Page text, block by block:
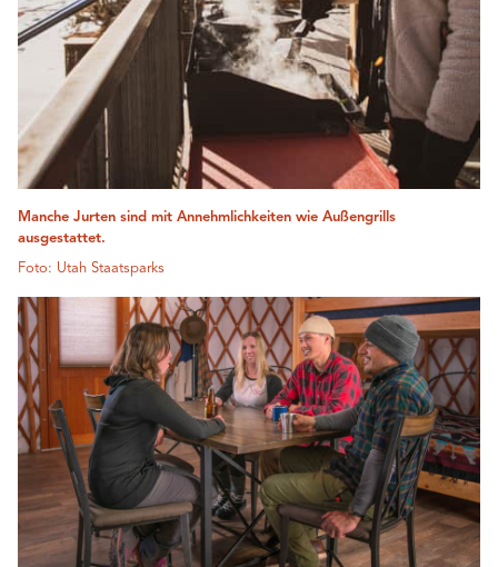
Manche Jurten sind mit Annehmlichkeiten wie Außengrills
ausgestattet.
Foto: Utah Staatsparks